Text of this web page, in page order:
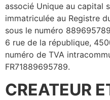
associé Unique au capital
immatriculée au Registre
sous le numéro
6 rue de la république,
numéro de TVA
FR71889695789.
CREATEUR